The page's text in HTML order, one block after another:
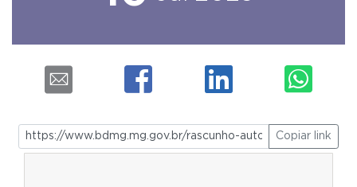
Copiar link